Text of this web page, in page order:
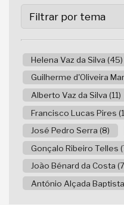
Helena Vaz da Silva (45)
Guilherme d'Oliveira
Alberto Vaz da Silva (11)
Francisco Lucas Pires
José Pedro Serra (8)
Gonçalo Ribeiro Telles
João Bénard da Costa
António Alçada